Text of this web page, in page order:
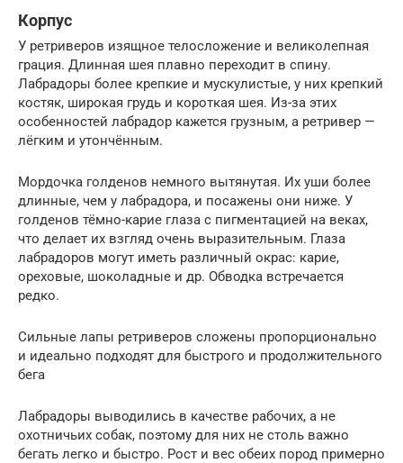
Корпус
У ретриверов изящное телосложение и великолепная
грация. Длинная шея плавно переходит в спину.
Лабрадоры более крепкие и мускулистые, у них крепкий
костяк, широкая грудь и короткая шея. Из-за этих
особенностей лабрадор кажется грузным, а ретривер —
лёгким и утончённым.
Мордочка голденов немного вытянутая. Их уши более
длинные, чем у лабрадора, и посажены они ниже. У
голденов тёмно-карие глаза с пигментацией на веках,
что делает их взгляд очень выразительным. Глаза
лабрадоров могут иметь различный окрас: карие,
ореховые, шоколадные и др. Обводка встречается
редко.
Сильные лапы ретриверов сложены пропорционально
и идеально подходят для быстрого и продолжительного
бега
Лабрадоры выводились в качестве рабочих, а не
охотничьих собак, поэтому для них не столь важно
бегать легко и быстро. Рост и вес обеих пород примерно